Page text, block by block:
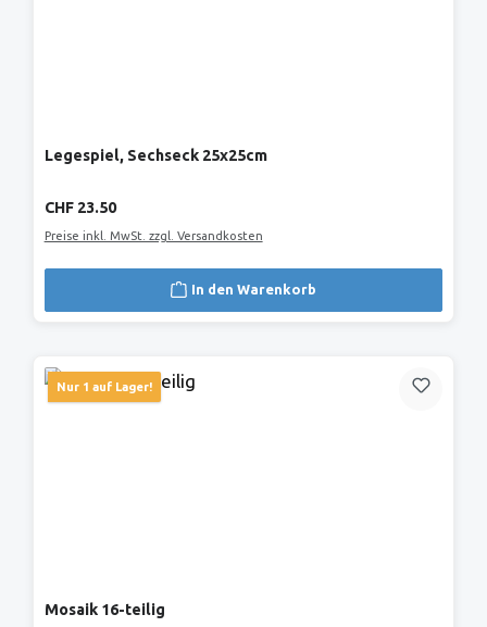
Legespiel, Sechseck 25x25cm
Regulärer Preis:
CHF 23.50
Preise inkl. MwSt. zzgl. Versandkosten
In den Warenkorb
Nur 1 auf Lager!
Mosaik 16-teilig